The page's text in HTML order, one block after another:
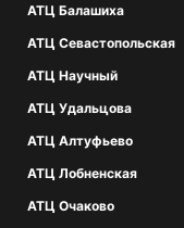
АТЦ Балашиха
АТЦ Севастопольская
АТЦ Научный
АТЦ Удальцова
АТЦ Алтуфьево
АТЦ Лобненская
АТЦ Очаково